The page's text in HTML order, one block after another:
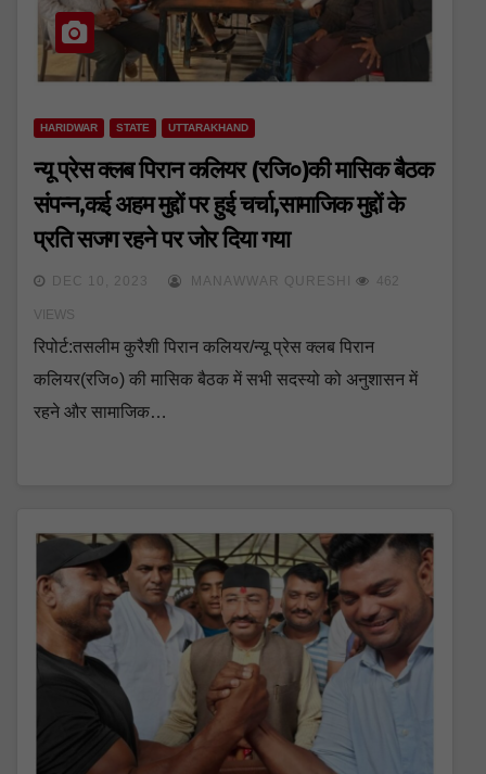
HARIDWAR STATE UTTARAKHAND
न्यू प्रेस क्लब पिरान कलियर (रजि०)की मासिक बैठक
संपन्न,कई अहम मुद्दों पर हुई चर्चा,सामाजिक मुद्दों के
प्रति सजग रहने पर जोर दिया गया
DEC 10, 2023 MANAWWAR QURESHI 462
VIEWS
रिपोर्ट:तसलीम कुरैशी पिरान कलियर/न्यू प्रेस क्लब पिरान
कलियर(रजि०) की मासिक बैठक में सभी सदस्यो को अनुशासन में
रहने और सामाजिक…